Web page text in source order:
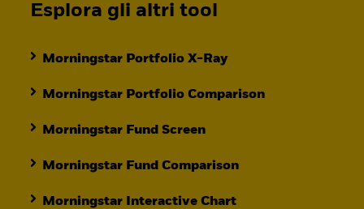
Esplora gli altri tool
Morningstar Portfolio X-Ray
Morningstar Portfolio Comparison
Morningstar Fund Screen
Morningstar Fund Comparison
Morningstar Interactive Chart